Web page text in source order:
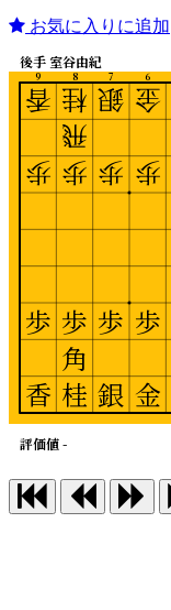
お気に入りに追加
6
7
8
9
後手 室谷由紀
評価値 -
金
歩
歩
金
銀
歩
歩
銀
桂
飛
歩
歩
角
桂
香
歩
歩
香